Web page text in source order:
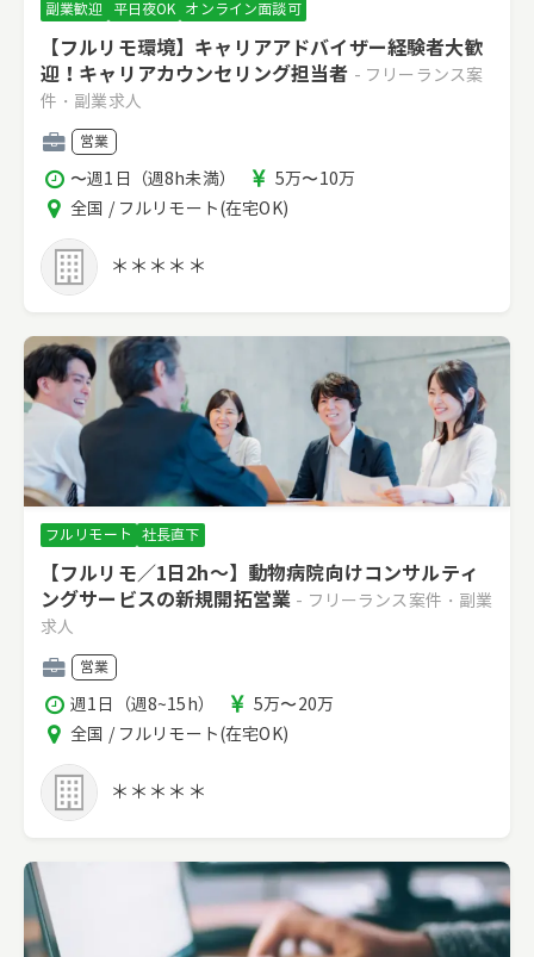
副業歓迎 平日夜OK オンライン面談可
【フルリモ環境】キャリアアドバイザー経験者大歓
迎！キャリアカウンセリング担当者 - フリーランス案
件・副業求人
職
種
営業
稼
働
時
間
〜週1日（週8h未満）
報
酬
5万〜10万
エ
ア
全国 / フルリモート(在宅OK)
＊＊＊＊＊
フルリモート 社長直下
【フルリモ／1日2h～】動物病院向けコンサルティ
ングサービスの新規開拓営業 - フリーランス案件・副業
求人
職
種
営業
稼
働
時
間
週1日（週8~15h）
報
酬
5万〜20万
エ
ア
全国 / フルリモート(在宅OK)
＊＊＊＊＊